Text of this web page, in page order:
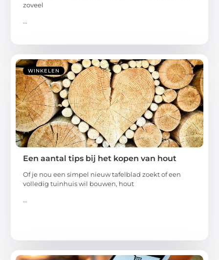
zoveel
...
WINKELEN
Een aantal tips bij het kopen van hout
Of je nou een simpel nieuw tafelblad zoekt of een
volledig tuinhuis wil bouwen, hout
...